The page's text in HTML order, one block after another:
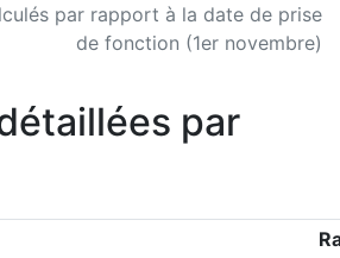
par rapport à la date de prise
de fonction (1er novembre)
par